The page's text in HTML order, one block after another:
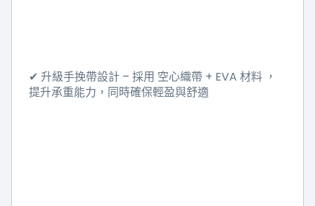
✔ 升級手挽帶設計 – 採用 空心織帶 + EVA 材料 ，
提升承重能力，同時確保輕盈與舒適